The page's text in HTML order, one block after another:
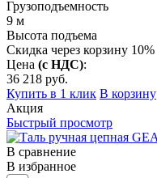
Грузоподъемность
9 м
Высота подъема
Скидка через корзину 10%
Цена (с НДС):
36 218 руб.
Купить в 1 клик В корзину
Акция
Быстрый просмотр
В сравнение
В избранное